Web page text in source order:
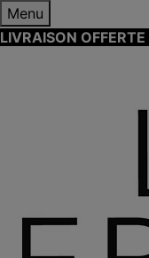
Menu
LIVRAISON